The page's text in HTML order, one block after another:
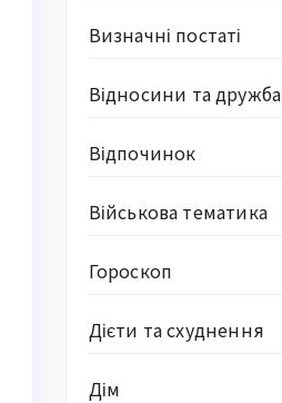
Визначні постаті
Відносини та дружба
Відпочинок
Військова тематика
Гороскоп
Дієти та схуднення
Дім